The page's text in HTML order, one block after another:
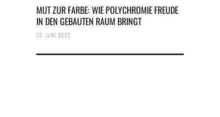
MUT ZUR FARBE: WIE POLYCHROMIE FREUDE
IN DEN GEBAUTEN RAUM BRINGT
22. JUNI 2023